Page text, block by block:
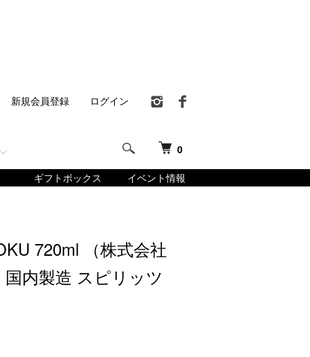
0
新規会員登録 ログイン
ギフトボックス イベント情報
720ml （株式会社
内製造 スピリッツ